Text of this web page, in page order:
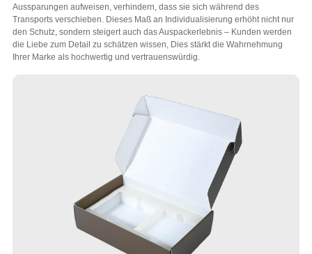
Aussparungen aufweisen, verhindern, dass sie sich während des
Transports verschieben. Dieses Maß an Individualisierung erhöht nicht nur
den Schutz, sondern steigert auch das Auspackerlebnis – Kunden werden
die Liebe zum Detail zu schätzen wissen, Dies stärkt die Wahrnehmung
Ihrer Marke als hochwertig und vertrauenswürdig.